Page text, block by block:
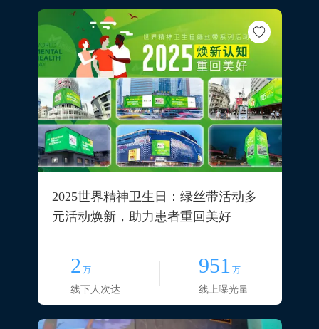
2025世界精神卫生日：绿丝带活动多
元活动焕新，助力患者重回美好
2 万
线下人次达
951 万
线上曝光量